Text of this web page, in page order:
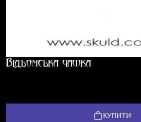
Відьомська чашка
КУПИТИ